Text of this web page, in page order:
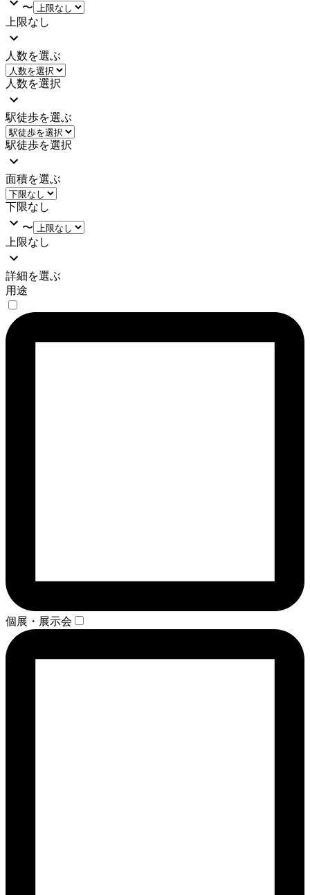
〜
上限なし
人数を選ぶ
人数を選択
駅徒歩を選ぶ
駅徒歩を選択
面積を選ぶ
下限なし
〜
上限なし
詳細を選ぶ
用途
個展・展示会